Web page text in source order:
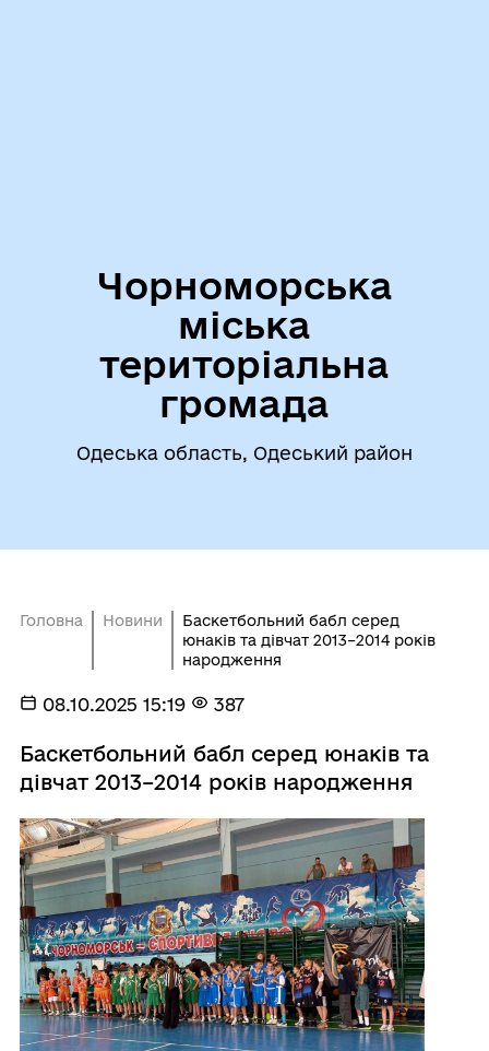
Чорноморська
міська
територіальна
громада
Одеська область, Одеський район
Головна Новини
Баскетбольний бабл серед
юнаків та дівчат 2013–2014 років
народження
08.10.2025 15:19 387
Баскетбольний бабл серед юнаків та
дівчат 2013–2014 років народження